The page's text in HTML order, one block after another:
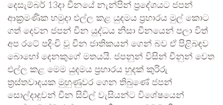
දෙසැම්බර් 13දා චීනයේ නැන්පින් ප්‍රදේශයට ජපන්
ආක්‍රමණික හමුදා එල්ල කළ යුදමය ප්‍රහාරය මුල් කොට
ගත් දෙවන ජපන් චීන යුද්ධය නිසා චීනයෙන් පලා විත්
අප රටේ පදිංචි වූ චීන ජාතිකයන් ගෙන් බව ඒ පිළිබඳව
බොහෝ දෙනකුගේ මතයයි. ජපනුන් විසින් චීනුන් වෙත
එල්ල කළ මෙම යුදමය ප්‍රහාරය හුදක් කුරිරු
ත්‍රස්තවාදයක මුහුණුවර ගෙන තිබුණේ ජපන්
සොල්දාදුවන් චීන සිවිල් වැසියන්ට විශේෂයෙන්